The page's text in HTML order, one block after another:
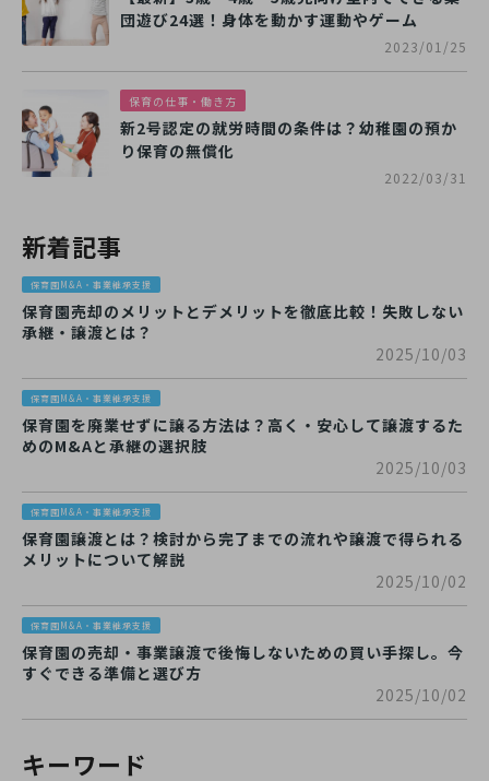
団遊び24選！身体を動かす運動やゲーム
2023/01/25
保育の仕事・働き方
新2号認定の就労時間の条件は？幼稚園の預か
り保育の無償化
2022/03/31
新着記事
保育園M&A・事業継承支援
保育園売却のメリットとデメリットを徹底比較！失敗しない
承継・譲渡とは？
2025/10/03
保育園M&A・事業継承支援
保育園を廃業せずに譲る方法は？高く・安心して譲渡するた
めのM&Aと承継の選択肢
2025/10/03
保育園M&A・事業継承支援
保育園譲渡とは？検討から完了までの流れや譲渡で得られる
メリットについて解説
2025/10/02
保育園M&A・事業継承支援
保育園の売却・事業譲渡で後悔しないための買い手探し。今
すぐできる準備と選び方
2025/10/02
キーワード